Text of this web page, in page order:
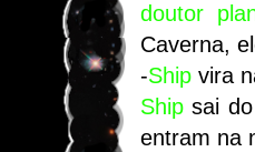
doutor
Caverna,
-Ship vira
Ship sai
entram na